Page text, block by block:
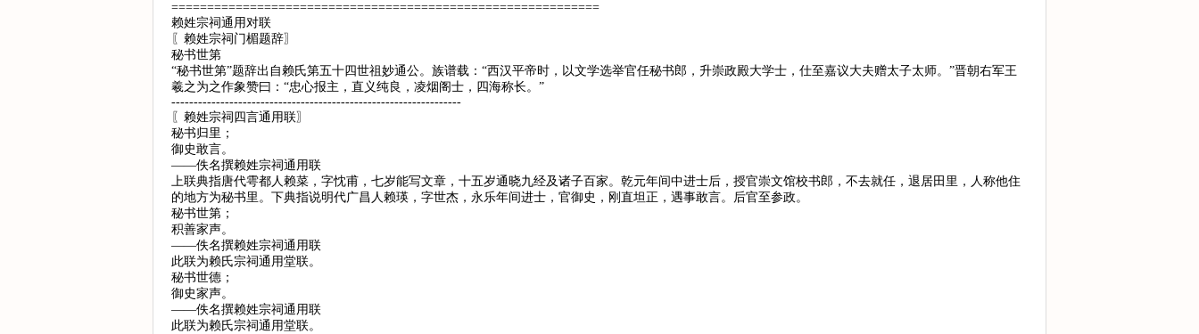
============================================================
赖姓宗祠通用对联
〖赖姓宗祠门楣题辞〗
秘书世第
“秘书世第”题辞出自赖氏第五十四世祖妙通公。族谱载：“西汉平帝时，以文学选举官任秘书郎，升崇政殿大学士，仕至嘉议大夫赠太子太师。”晋朝右军王
羲之为之作象赞曰：“忠心报主，直义纯良，凌烟阁士，四海称长。”
-----------------------------------------------------------------
〖赖姓宗祠四言通用联〗
秘书归里；
御史敢言。
——佚名撰赖姓宗祠通用联
上联典指唐代雩都人赖菜，字忱甫，七岁能写文章，十五岁通晓九经及诸子百家。乾元年间中进士后，授官崇文馆校书郎，不去就任，退居田里，人称他住
的地方为秘书里。下典指说明代广昌人赖瑛，字世杰，永乐年间进士，官御史，刚直坦正，遇事敢言。后官至参政。
秘书世第；
积善家声。
——佚名撰赖姓宗祠通用联
此联为赖氏宗祠通用堂联。
秘书世德；
御史家声。
——佚名撰赖姓宗祠通用联
此联为赖氏宗祠通用堂联。